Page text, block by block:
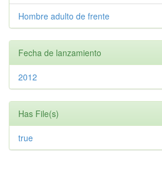
Hombre adulto de frente
Fecha de lanzamiento
2012
Has File(s)
true